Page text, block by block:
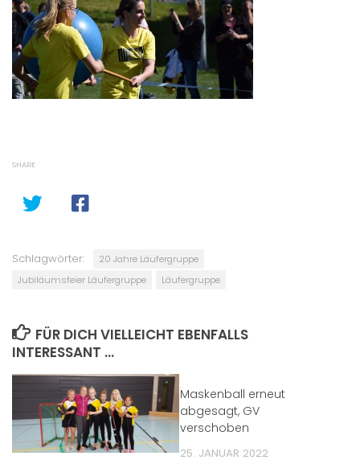
SHARE
Schlagwörter:
20 Jahre Läufergruppe
Jubiläumsfeier Läufergruppe
Läufergruppe
FÜR DICH VIELLEICHT EBENFALLS
INTERESSANT …
Maskenball erneut
abgesagt, GV
verschoben
25. JANUAR 2022